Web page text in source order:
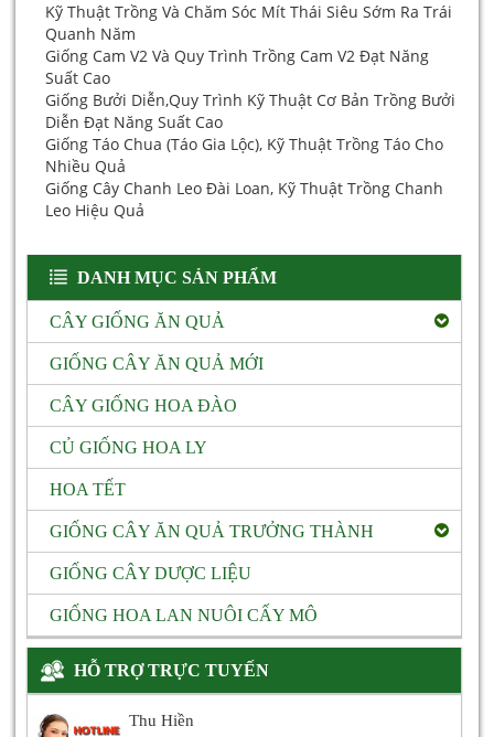
Kỹ Thuật Trồng Và Chăm Sóc Mít Thái Siêu Sớm Ra Trái
Quanh Năm
Giống Cam V2 Và Quy Trình Trồng Cam V2 Đạt Năng
Suất Cao
Giống Bưởi Diễn,quy Trình Kỹ Thuật Cơ Bản Trồng Bưởi
Diễn Đạt Năng Suất Cao
Giống Táo Chua (táo Gia Lộc), Kỹ Thuật Trồng Táo Cho
Nhiều Quả
Giống Cây Chanh Leo Đài Loan, Kỹ Thuật Trồng Chanh
Leo Hiệu Quả
DANH MỤC SẢN PHẨM
CÂY GIỐNG ĂN QUẢ
GIỐNG CÂY ĂN QUẢ MỚI
CÂY GIỐNG HOA ĐÀO
CỦ GIỐNG HOA LY
HOA TẾT
GIỐNG CÂY ĂN QUẢ TRƯỞNG THÀNH
GIỐNG CÂY DƯỢC LIỆU
GIỐNG HOA LAN NUÔI CẤY MÔ
HỖ TRỢ TRỰC TUYẾN
Thu Hiền